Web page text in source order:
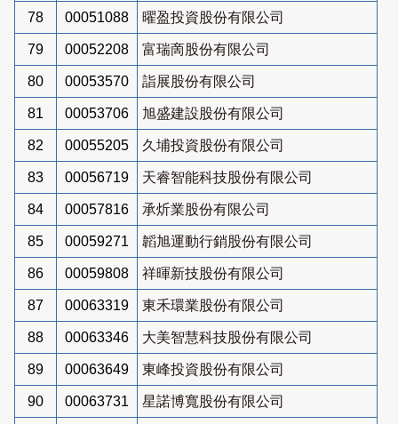
78 00051088 曜盈投資股份有限公司
79 00052208 富瑞啇股份有限公司
80 00053570 詣展股份有限公司
81 00053706 旭盛建設股份有限公司
82 00055205 久埔投資股份有限公司
83 00056719 天睿智能科技股份有限公司
84 00057816 承炘業股份有限公司
85 00059271 韜旭運動行銷股份有限公司
86 00059808 祥暉新技股份有限公司
87 00063319 東禾環業股份有限公司
88 00063346 大美智慧科技股份有限公司
89 00063649 東峰投資股份有限公司
90 00063731 星諾博寬股份有限公司